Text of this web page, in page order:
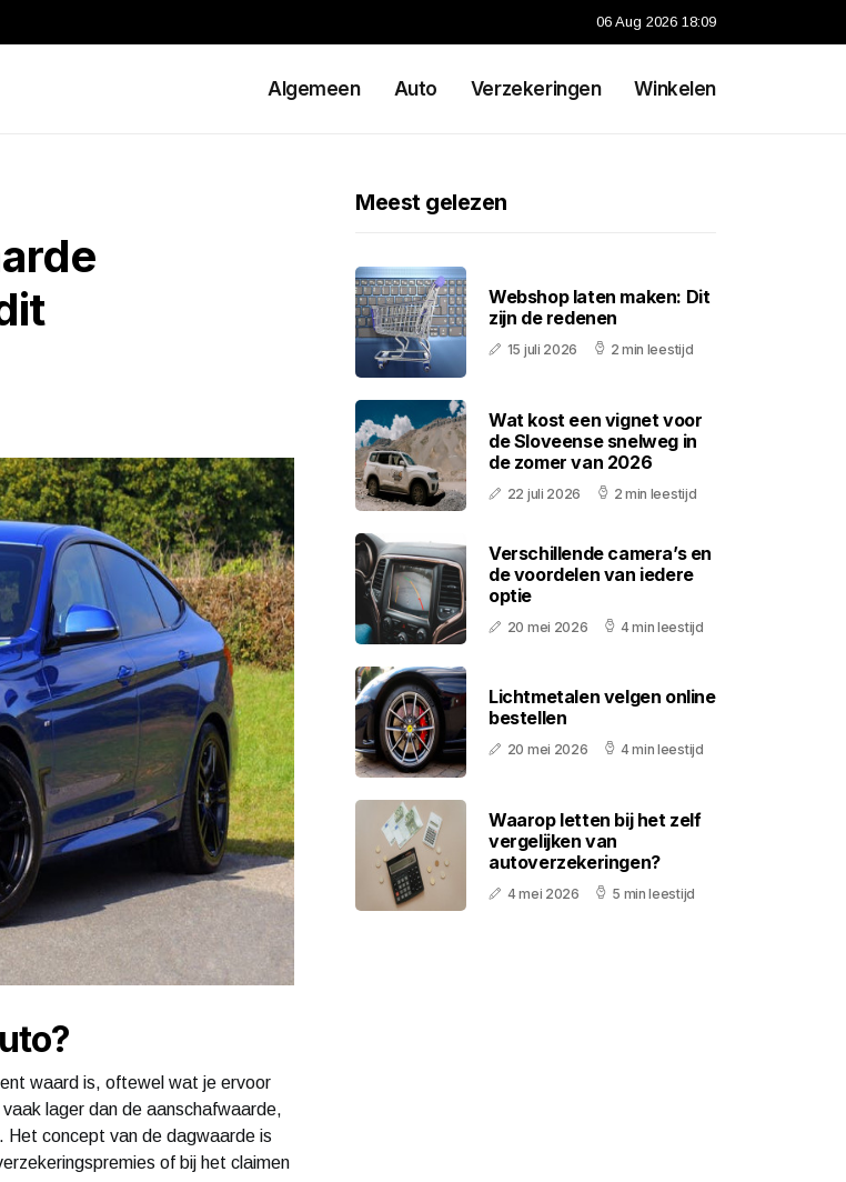
06 Aug 2026 18:09
Algemeen Auto Verzekeringen Winkelen
waard is, oftewel wat je ervoor
lager dan de aanschafwaarde,
Het concept van de dagwaarde is
of bij het claimen
Meest gelezen
Webshop laten maken: Dit
zijn de redenen
15 juli 2026 2 min leestijd
Wat kost een vignet voor
de Sloveense snelweg in
de zomer van 2026
22 juli 2026 2 min leestijd
Verschillende camera’s en
de voordelen van iedere
optie
20 mei 2026 4 min leestijd
Lichtmetalen velgen online
bestellen
20 mei 2026 4 min leestijd
Waarop letten bij het zelf
vergelijken van
autoverzekeringen?
4 mei 2026 5 min leestijd